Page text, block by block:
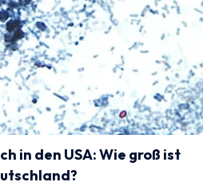
in den USA: Wie groß ist